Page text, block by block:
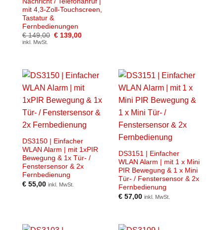
mit 4,3-Zoll-Touchscreen,
Tastatur &
Fernbedienungen
€149,00 Ursprünglicher
€ 139,00Aktueller
inkl. MwSt.
DS3150 | Einfacher
WLAN Alarm | mit 1xPIR
Bewegung & 1x Tür- /
Fenstersensor & 2x
Fernbedienung
€ 55,00 inkl. MwSt.
DS3151 | Einfacher
WLAN Alarm | mit 1 x Mini
PIR Bewegung & 1 x Mini
Tür- / Fenstersensor & 2x
Fernbedienung
€ 57,00 inkl. MwSt.